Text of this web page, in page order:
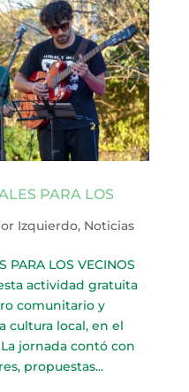
PARA LOS
Izquierdo, Noticias
PARA LOS VECINOS
actividad gratuita
comunitario y
cultura local, en el
jornada contó con
propuestas...